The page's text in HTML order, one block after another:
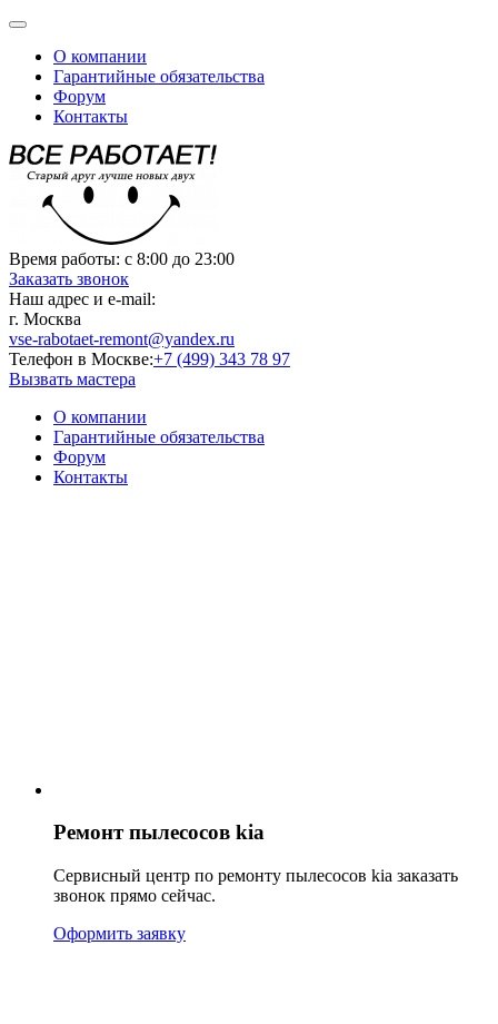
О компании
Гарантийные обязательства
Форум
Контакты
Время работы: с 8:00 до 23:00
Заказать звонок
Наш адрес и e-mail:
г. Москва
vse-rabotaet-remont@yandex.ru
Телефон в Москве:+7 (499) 343 78 97
Вызвать мастера
О компании
Гарантийные обязательства
Форум
Контакты
Ремонт пылесосов kia
Сервисный центр по ремонту пылесосов kia заказать
звонок прямо сейчас.
Оформить заявку